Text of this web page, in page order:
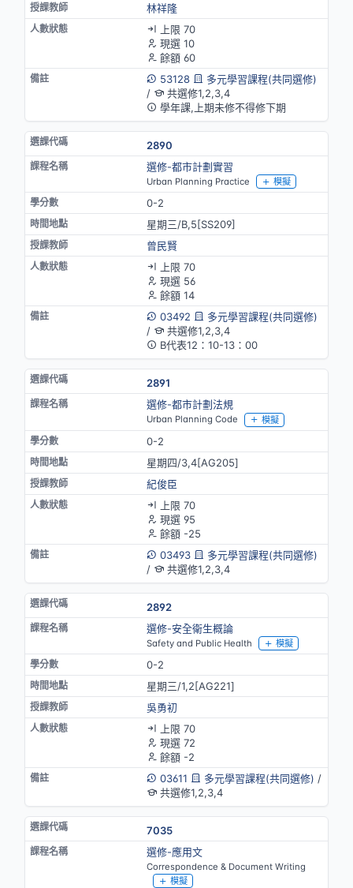
林祥隆
上限 70
現選 10
餘額 60
53128
多元學習課程(共同選修)
/
共選修1,2,3,4
學年課,上期未修不得修下期
2890
選修-都市計劃實習
Urban Planning Practice 模擬
0-2
星期三/B,5[SS209]
曾民賢
上限 70
現選 56
餘額 14
03492
多元學習課程(共同選修)
/
共選修1,2,3,4
B代表12：10-13：00
2891
選修-都市計劃法規
Urban Planning Code 模擬
0-2
星期四/3,4[AG205]
紀俊臣
上限 70
現選 95
餘額 -25
03493
多元學習課程(共同選修)
/
共選修1,2,3,4
2892
選修-安全衛生概論
Safety and Public Health 模擬
0-2
星期三/1,2[AG221]
吳勇初
上限 70
現選 72
餘額 -2
03611
多元學習課程(共同選修) /
共選修1,2,3,4
7035
選修-應用文
Correspondence & Document Writing
模擬